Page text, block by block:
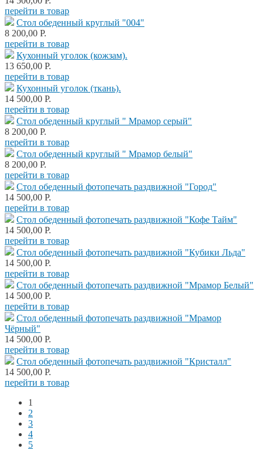
перейти в товар
Стол обеденный круглый "004"
8 200,00 Р.
перейти в товар
Кухонный уголок (кожзам).
13 650,00 Р.
перейти в товар
Кухонный уголок (ткань).
14 500,00 Р.
перейти в товар
Стол обеденный круглый " Мрамор серый"
8 200,00 Р.
перейти в товар
Стол обеденный круглый " Мрамор белый"
8 200,00 Р.
перейти в товар
Стол обеденный фотопечать раздвижной "Город"
14 500,00 Р.
перейти в товар
Стол обеденный фотопечать раздвижной "Кофе Тайм"
14 500,00 Р.
перейти в товар
Стол обеденный фотопечать раздвижной "Кубики Льда"
14 500,00 Р.
перейти в товар
Стол обеденный фотопечать раздвижной "Мрамор Белый"
14 500,00 Р.
перейти в товар
Стол обеденный фотопечать раздвижной "Мрамор
Чёрный"
14 500,00 Р.
перейти в товар
Стол обеденный фотопечать раздвижной "Кристалл"
14 500,00 Р.
перейти в товар
Страницы
1
2
3
4
5